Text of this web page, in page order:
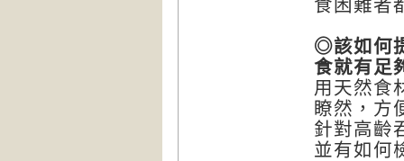
食困難者
◎該如何
食就有足
用天然食
瞭然，方
針對高齡
並有如何